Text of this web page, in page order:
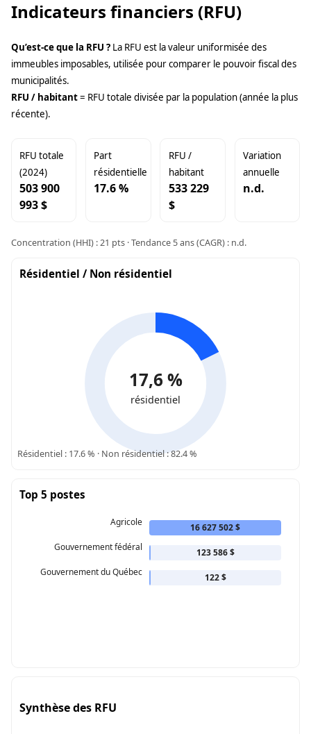
Indicateurs financiers (RFU)
Qu’est-ce que la RFU ? La RFU est la valeur uniformisée des
immeubles imposables, utilisée pour comparer le pouvoir fiscal des
municipalités.
RFU / habitant= RFU totale divisée par la population (année la plus
récente).
RFU totale
(2024)
503 900
993 $
Part
résidentielle
17.6 %
RFU /
habitant
533 229
$
Variation
annuelle
n.d.
Concentration (HHI) : 21 pts · Tendance 5 ans (CAGR) : n.d.
Résidentiel / Non résidentiel
17,6 %
résidentiel
Résidentiel : 17.6 % · Non résidentiel : 82.4 %
Top 5 postes
Agricole
16 627 502 $
Gouvernement fédéral
123 586 $
Gouvernement du Québec
122 $
Synthèse des RFU